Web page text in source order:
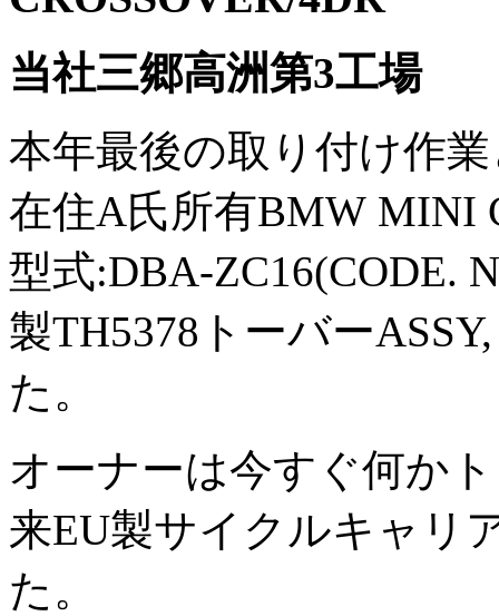
当社三郷高洲第3工場
本年最後の取り付け作
在住A氏所有BMW MINI
型式:DBA-ZC16(CODE.
製TH5378トーバー
た。
オーナーは今すぐ何か
来EU製サイクルキャリ
た。